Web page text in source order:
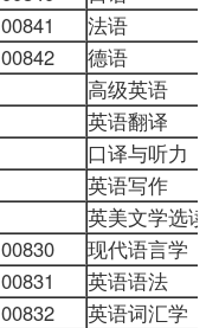
00841
法语
00842
德语
高级英语
英语翻译
口译与听力
英语写作
英美文学选读
00830
现代语言学
00831
英语语法
00832
英语词汇学